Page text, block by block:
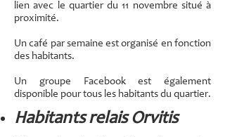
lien avec le quartier du 11 novembre situé à
proximité.
Un café par semaine est organisé en fonction
des habitants.
Un groupe Facebook est également
disponible pour tous les habitants du quartier.
Habitants relais Orvitis